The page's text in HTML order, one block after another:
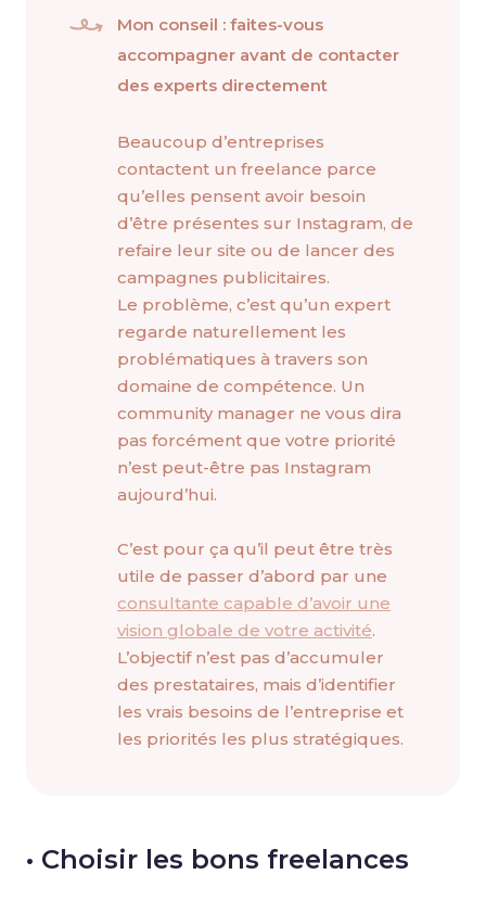
Mon conseil : faites-vous
accompagner avant de contacter
des experts directement
Beaucoup d’entreprises
contactent un freelance parce
qu’elles pensent avoir besoin
d’être présentes sur Instagram, de
refaire leur site ou de lancer des
campagnes publicitaires.
Le problème, c’est qu’un expert
regarde naturellement les
problématiques à travers son
domaine de compétence. Un
community manager ne vous dira
pas forcément que votre priorité
n’est peut-être pas Instagram
aujourd’hui.
C’est pour ça qu’il peut être très
utile de passer d’abord par une
consultante capable d’avoir une
vision globale de votre activité.
L’objectif n’est pas d’accumuler
des prestataires, mais d’identifier
les vrais besoins de l’entreprise et
les priorités les plus stratégiques.
• Choisir les bons freelances